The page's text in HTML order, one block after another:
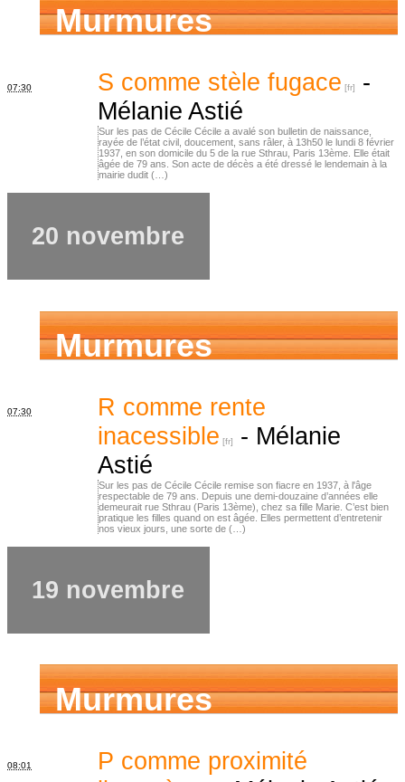
Murmures
d’ancêtres
07:30 S comme stèle fugace
-
Mélanie Astié
Sur les pas de Cécile Cécile a avalé son bulletin de naissance,
rayée de l’état civil, doucement, sans râler, à 13h50 le lundi 8 février
1937, en son domicile du 5 de la rue Sthrau, Paris 13ème. Elle était
âgée de 79 ans. Son acte de décès a été dressé le lendemain à la
mairie dudit (…)
20 novembre
Murmures
d’ancêtres
07:30
R comme rente
inacessible
- Mélanie
Astié
Sur les pas de Cécile Cécile remise son fiacre en 1937, à l'âge
respectable de 79 ans. Depuis une demi-douzaine d’années elle
demeurait rue Sthrau (Paris 13ème), chez sa fille Marie. C’est bien
pratique les filles quand on est âgée. Elles permettent d’entretenir
nos vieux jours, une sorte de (…)
19 novembre
Murmures
d’ancêtres
08:01
P comme proximité